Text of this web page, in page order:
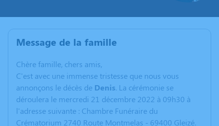
Message de la famille
Chère famille, chers amis,
C'est avec une immense tristesse que nous vous
annonçons le décès de Denis. La cérémonie se
déroulera le mercredi 21 décembre 2022 à 09h30 à
l'adresse suivante : Chambre Funéraire du
Crématorium 2740 Route Montmelas - 69400 Gleizé.